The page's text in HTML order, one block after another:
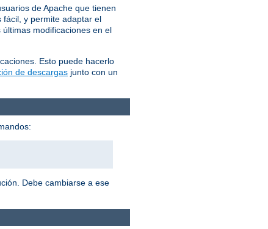
de Apache que tienen
fácil, y permite adaptar el
modificaciones en el
Esto puede hacerlo
de descargas junto con un
Debe cambiarse a ese